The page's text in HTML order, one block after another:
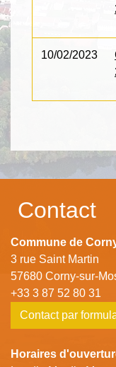
10/02/2023
Contact
Commune de
3 rue Saint Martin
57680 Corny-sur-
+33 3 87 52 80 31
Contact par
Horaires